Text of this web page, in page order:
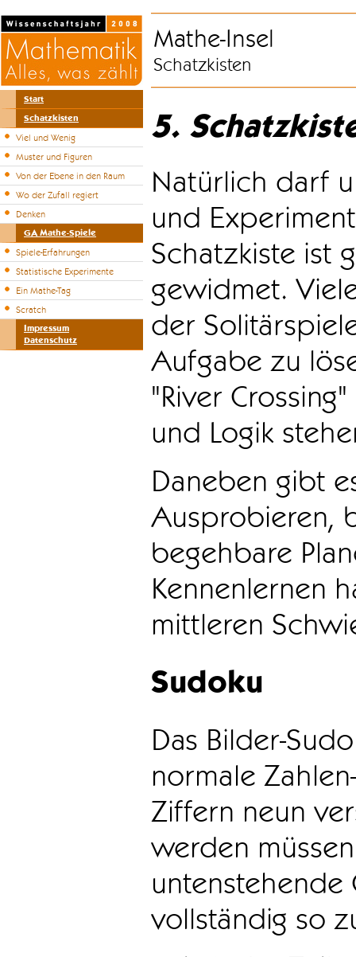
Start
Schatzkisten
Viel und Wenig
Muster und Figuren
Von der Ebene in den Raum
Wo der Zufall regiert
Denken
GA Mathe-Spiele
Spiele-Erfahrungen
Statistische Experimente
Ein Mathe-Tag
Scratch
Impressum
Datenschutz
Mathe-Insel
Schatzkisten
5.
Natürlich darf
und
Schatzkiste ist
gewidmet.
der
Aufgabe zu
"River
und Logik
Daneben gibt
Ausprobieren,
begehbare
Kennenlernen
mittleren
Sudoku
Das Bilder-
normale
Ziffern neun
werden
vollständig so